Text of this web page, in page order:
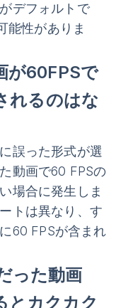
デフォルトで
能性がありま
が60FPSで
れるのはな
誤った形式が選
動画で60 FPSの
場合に発生しま
トは異なり、す
60 FPSが含まれ
った動画
とカクカク